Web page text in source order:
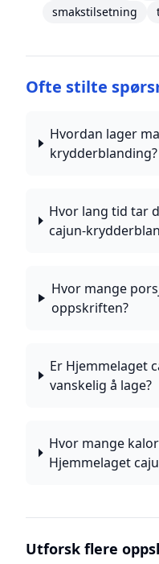
smakstilsetning
Ofte stilte
Hvordan lager
krydderblanding?
Hvor lang tid tar
cajun-
Hvor mange
oppskriften?
Er Hjemmelaget
vanskelig å lage?
Hvor mange
Hjemmelaget
Utforsk flere